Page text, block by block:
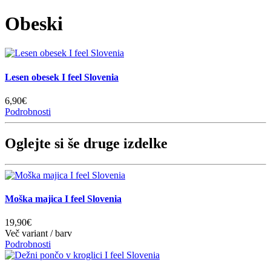
Obeski
Lesen obesek I feel Slovenia
6,90€
Podrobnosti
Oglejte si še druge izdelke
Moška majica I feel Slovenia
19,90€
Več variant / barv
Podrobnosti